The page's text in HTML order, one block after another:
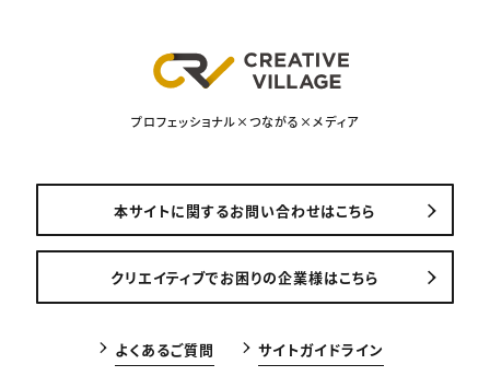
プロフェッショナル×つながる×メディア
本サイトに関するお問い合わせはこちら
クリエイティブでお困りの企業様はこちら
よくあるご質問 サイトガイドライン